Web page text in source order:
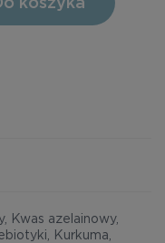
Kwas azelainowy,
Kurkuma,